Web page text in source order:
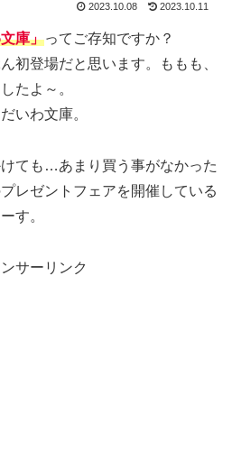
2023.10.08 2023.10.11
庫」ってご存知ですか？
初登場だと思います。ももも、
たよ～。
いわ文庫。
ても…あまり買う事がなかった
レゼントフェアを開催している
す。
サーリンク